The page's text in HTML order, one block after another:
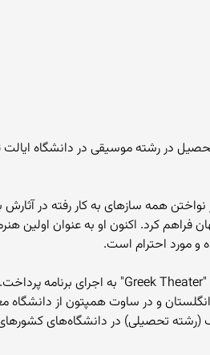
نواختن همه سازهای به کار رفته در
(رشته تحصیلی) در دانشگاه‌های